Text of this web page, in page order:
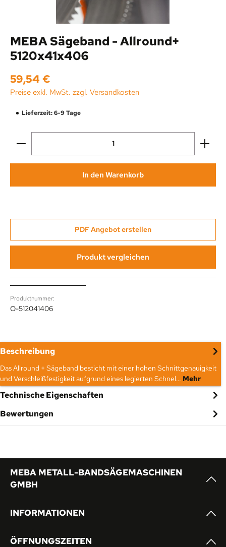
MEBA Sägeband - Allround+
5120x41x406
Regulärer Preis:
59,54 €
Preise exkl. MwSt. zzgl. Versandkosten
Lieferzeit: 6-9 Tage
Produkt Anzahl: Gib den gewünschten Wert ein
In den Warenkorb
PDF Angebot erstellen
Produkt vergleichen
Produktnummer:
O-512041406
Beschreibung
Das Allround + Sägeband besticht mit einer hohen Schnittgenauigkeit
und Verschleißfestigkeit aufgrund eines legierten Schnel… Mehr
Technische Eigenschaften
Bewertungen
MEBA METALL-BANDSÄGEMASCHINEN
GMBH
INFORMATIONEN
ÖFFNUNGSZEITEN